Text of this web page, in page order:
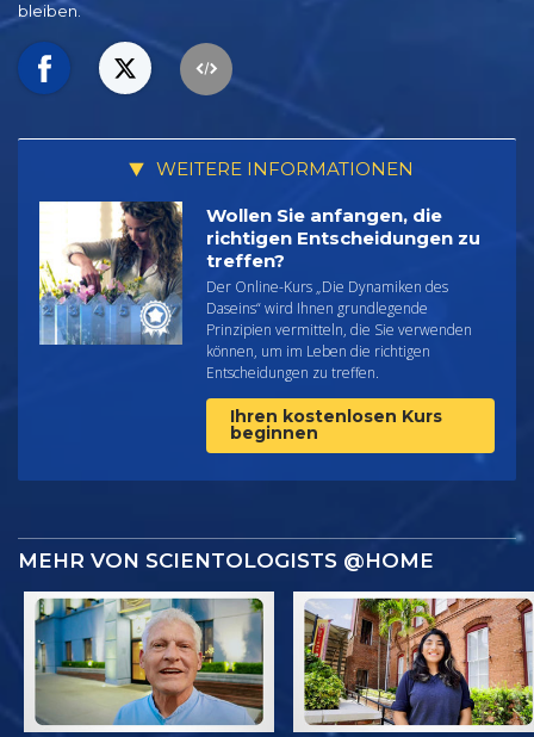
bleiben.
WEITERE INFORMATIONEN
Wollen Sie anfangen, die
richtigen Entscheidungen zu
treffen?
Der Online-Kurs „Die Dynamiken des
Daseins“ wird Ihnen grundlegende
Prinzipien vermitteln, die Sie verwenden
können, um im Leben die richtigen
Entscheidungen zu treffen.
Ihren kostenlosen Kurs
beginnen
MEHR VON SCIENTOLOGISTS @HOME